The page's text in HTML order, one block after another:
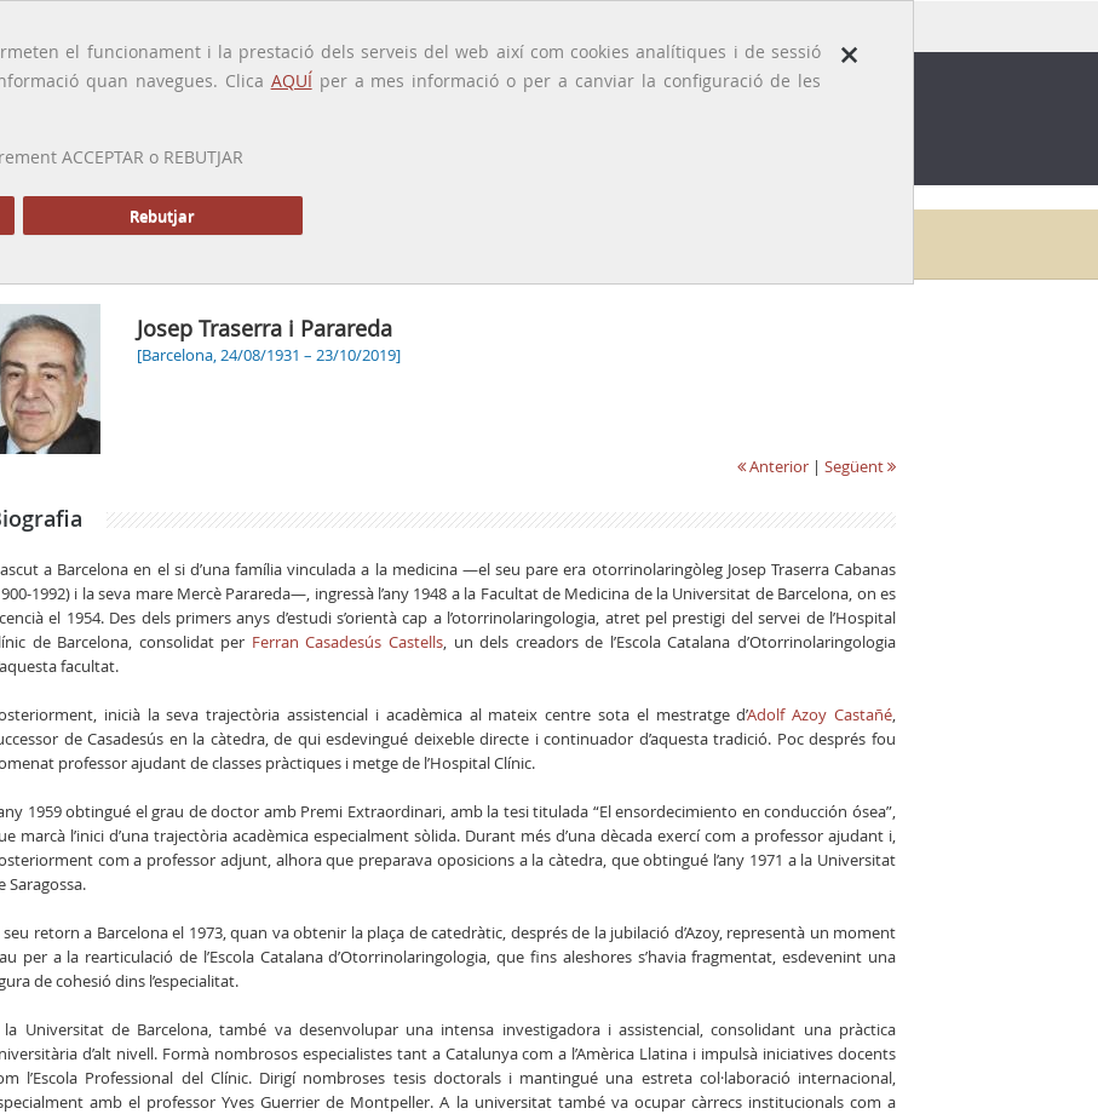
×
el funcionament i la prestació dels serveis del web així com cookies analítiques i de sessió
quan navegues. Clica AQUÍper a mes informació o per a canviar la configuració de les
ACCEPTAR o REBUTJAR
Rebutjar
PRESENTACIÓ GALERIA
Josep Traserra i Parareda
[Barcelona, 24/08/1931 – 23/10/2019]
Anterior | Següent
a Barcelona en el si d’una família vinculada a la medicina —el seu pare era otorrinolaringòleg Josep Traserra Cabanas
1992) i la seva mare Mercè Parareda—, ingressà l’any 1948 a la Facultat de Medicina de la Universitat de Barcelona, on es
el 1954. Des dels primers anys d’estudi s’orientà cap a l’otorrinolaringologia, atret pel prestigi del servei de l’Hospital
de Barcelona, consolidat per Ferran Casadesús Castells, un dels creadors de l’Escola Catalana d’Otorrinolaringologia
facultat.
inicià la seva trajectòria assistencial i acadèmica al mateix centre sota el mestratge d’Adolf Azoy Castañé,
de Casadesús en la càtedra, de qui esdevingué deixeble directe i continuador d’aquesta tradició. Poc després fou
professor ajudant de classes pràctiques i metge de l’Hospital Clínic.
1959 obtingué el grau de doctor amb Premi Extraordinari, amb la tesi titulada “El ensordecimiento en conducción ósea”,
marcà l’inici d’una trajectòria acadèmica especialment sòlida. Durant més d’una dècada exercí com a professor ajudant i,
com a professor adjunt, alhora que preparava oposicions a la càtedra, que obtingué l’any 1971 a la Universitat
Saragossa.
seu retorn a Barcelona el 1973, quan va obtenir la plaça de catedràtic, després de la jubilació d’Azoy, representà un moment
per a la rearticulació de l’Escola Catalana d’Otorrinolaringologia, que fins aleshores s’havia fragmentat, esdevenint una
de cohesió dins l’especialitat.
la Universitat de Barcelona, també va desenvolupar una intensa investigadora i assistencial, consolidant una pràctica
d’alt nivell. Formà nombrosos especialistes tant a Catalunya com a l’Amèrica Llatina i impulsà iniciatives docents
l’Escola Professional del Clínic. Dirigí nombroses tesis doctorals i mantingué una estreta col·laboració internacional,
amb el professor Yves Guerrier de Montpeller. A la universitat també va ocupar càrrecs institucionals com a